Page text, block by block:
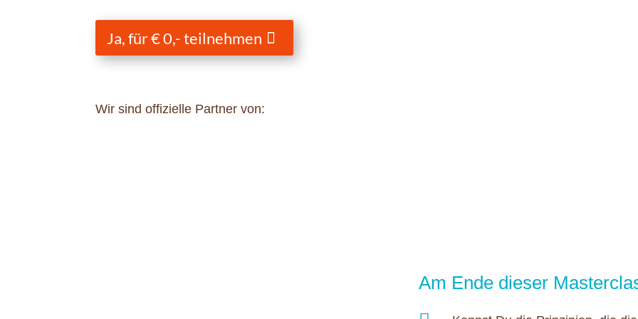
Ja, für € 0,- teilnehmen
Wir sind offizielle Partner von:
Am Ende dieser